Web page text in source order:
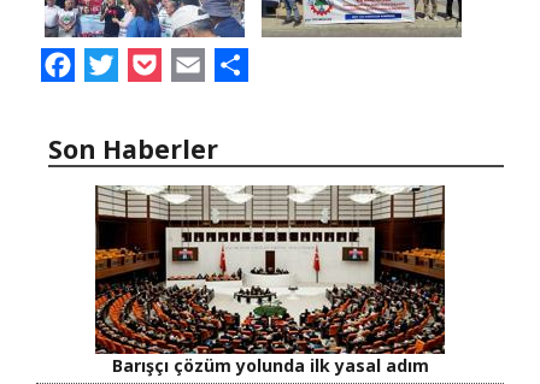
FacebookTwitterPocketEmail
Son Haberler
Barışçı çözüm yolunda ilk yasal adım